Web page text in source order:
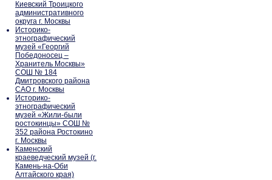
Киевский Троицкого
административного
округа г. Москвы
Историко-
этнографический
музей «Георгий
Победоносец –
Хранитель Москвы»
СОШ № 184
Дмитровского района
САО г. Москвы
Историко-
этнографический
музей «Жили-были
ростокинцы» СОШ №
352 района Ростокино
г. Москвы
Каменский
краеведческий музей (г.
Камень-на-Оби
Алтайского края)